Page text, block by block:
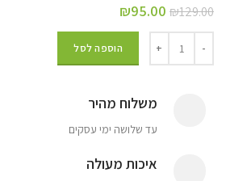
₪129.00
₪95.00
הוספה לסל
משלוח מהיר
עד שלושה ימי עסקים
איכות מעולה